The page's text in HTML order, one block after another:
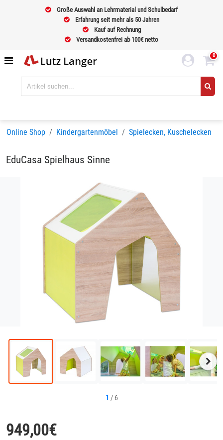
Große Auswahl an Lehrmaterial und Schulbedarf
Erfahrung seit mehr als 50 Jahren
Kauf auf Rechnung
Versandkostenfrei ab 100€ netto
0
Online Shop Kindergartenmöbel Spielecken, Kuschelecken
EduCasa Spielhaus Sinne
Bild
1 / 6
949,00€